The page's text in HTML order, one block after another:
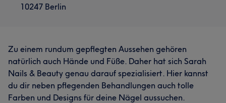
10247 Berlin
Zu einem rundum gepflegten Aussehen gehören
natürlich auch Hände und Füße. Daher hat sich Sarah
Nails & Beauty genau darauf spezialisiert. Hier kannst
du dir neben pflegenden Behandlungen auch tolle
Farben und Designs für deine Nägel aussuchen.